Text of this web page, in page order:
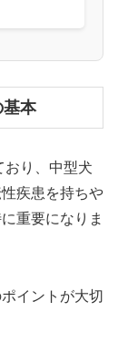
基本
おり、中型犬
疾患を持ちや
重要になりま
イントが大切